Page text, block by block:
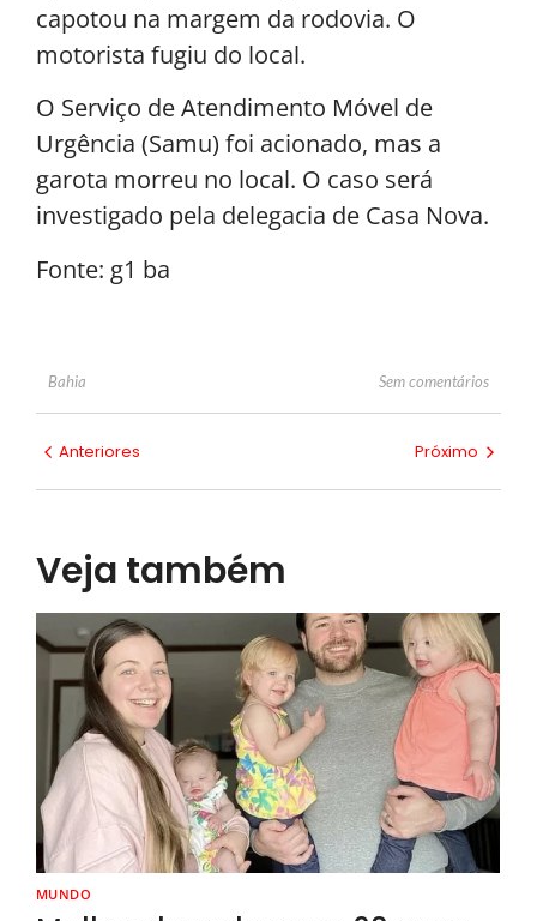
capotou na margem da rodovia. O
motorista fugiu do local.
O Serviço de Atendimento Móvel de
Urgência (Samu) foi acionado, mas a
garota morreu no local. O caso será
investigado pela delegacia de Casa Nova.
Fonte: g1 ba
Bahia Sem comentários
Anteriores Próximo
Veja também
MUNDO